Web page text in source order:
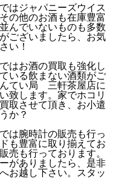
ジャパニーズウイス
の他のお酒も在庫豊富
んでいないものも多数
ございましたら、お気
い！
お酒の買取も強化し
いる飲まない酒類がご
てい局 三軒茶屋店に
致します。家でホコリ
取させて頂き、お小遣
か？
腕時計の販売も行っ
も豊富に取り揃えてお
売も行っております。
がありましたら、是非
越し下さい。スタッ